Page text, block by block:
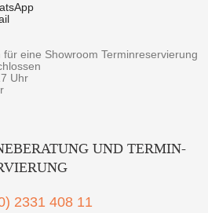
für eine Showroom Terminreservierung
Uhr
UND TERMIN-
2331 408 11